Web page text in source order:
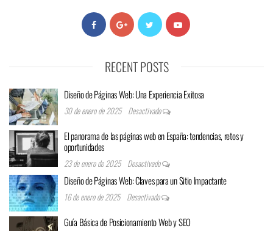
RECENT POSTS
Diseño de Páginas Web: Una Experiencia Exitosa
30 de enero de 2025 Desactivado
El panorama de las páginas web en España: tendencias, retos y
oportunidades
23 de enero de 2025 Desactivado
Diseño de Páginas Web: Claves para un Sitio Impactante
16 de enero de 2025 Desactivado
Guía Básica de Posicionamiento Web y SEO